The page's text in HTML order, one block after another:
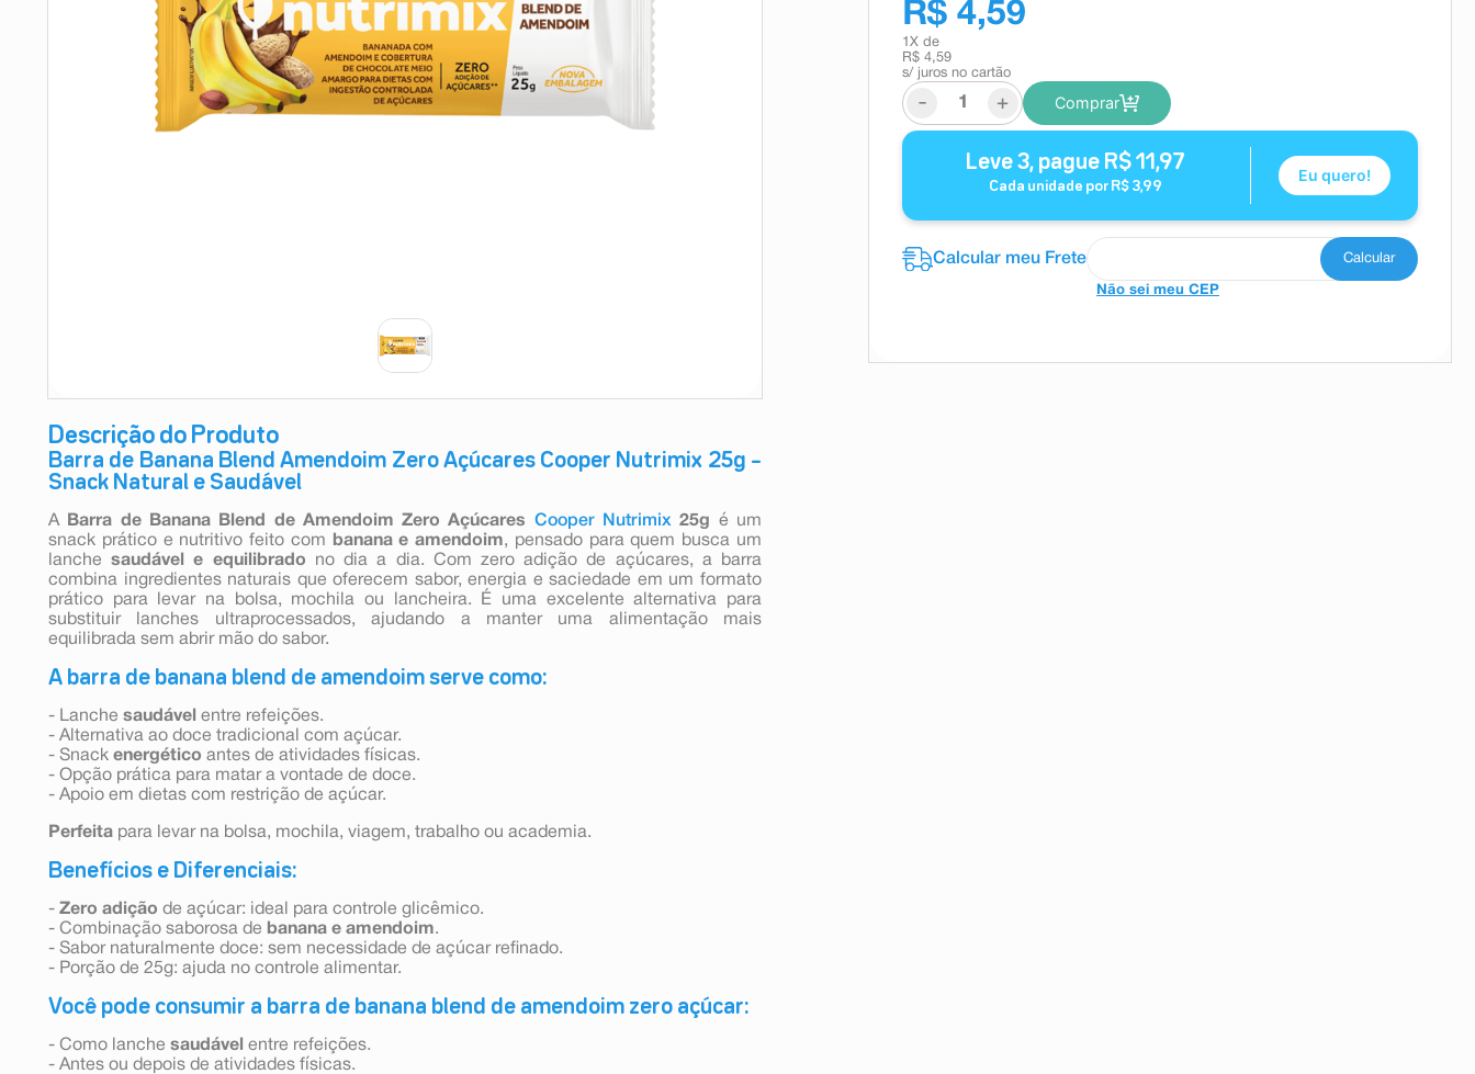
Descrição do Produto
Barra de Banana Blend Amendoim Zero Açúcares Cooper Nutrimix 25g –
Snack Natural e Saudável
A Barra de Banana Blend de Amendoim Zero Açúcares Cooper Nutrimix25g
é um
snack prático e nutritivo feito com
banana e amendoim, pensado para quem busca um
lanchesaudável e equilibrado no dia a dia. Com zero adição de açúcares, a barra
combina ingredientes naturais que oferecem sabor, energia e saciedade em um formato
prático para levar na bolsa, mochila ou lancheira. É uma excelente alternativa para
substituir lanches ultraprocessados, ajudando a manter uma alimentação mais
equilibrada sem abrir mão do sabor.
A barra de banana blend de amendoim serve como:
- Lanche saudável entre refeições.
- Alternativa ao doce tradicional com açúcar.
- Snack energético antes de atividades físicas.
- Opção prática para matar a vontade de doce.
- Apoio em dietas com restrição de açúcar.
Perfeita para levar na bolsa, mochila, viagem, trabalho ou academia.
Benefícios e Diferenciais:
- Zero adição de açúcar: ideal para controle glicêmico.
- Combinação saborosa de banana e amendoim.
- Sabor naturalmente doce: sem necessidade de açúcar refinado.
- Porção de 25g: ajuda no controle alimentar.
Você pode consumir a barra de banana blend de amendoim zero açúcar:
- Como lanche saudável entre refeições.
- Antes ou depois de atividades físicas.
R$ 4,59
1 X de
R$ 4,59
s/ juros no cartão
- + Comprar
Leve3, pague R$ 11,97
Cada unidade por R$ 3,99
Eu quero!
Não sei meu CEP
9º esmalte
10º absorvente